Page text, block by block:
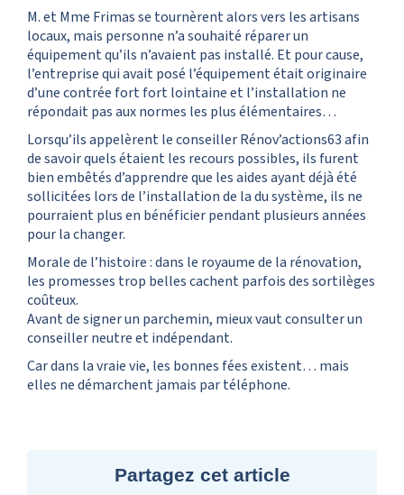
M. et Mme Frimas se tournèrent alors vers les artisans
locaux, mais personne n’a souhaité réparer un
équipement qu’ils n’avaient pas installé. Et pour cause,
l’entreprise qui avait posé l’équipement était originaire
d’une contrée fort fort lointaine et l’installation ne
répondait pas aux normes les plus élémentaires…
Lorsqu’ils appelèrent le conseiller Rénov’actions63 afin
de savoir quels étaient les recours possibles, ils furent
bien embêtés d’apprendre que les aides ayant déjà été
sollicitées lors de l’installation de la du système, ils ne
pourraient plus en bénéficier pendant plusieurs années
pour la changer.
Morale de l’histoire : dans le royaume de la rénovation,
les promesses trop belles cachent parfois des sortilèges
coûteux.
Avant de signer un parchemin, mieux vaut consulter un
conseiller neutre et indépendant.
Car dans la vraie vie, les bonnes fées existent… mais
elles ne démarchent jamais par téléphone.
Partagez cet article